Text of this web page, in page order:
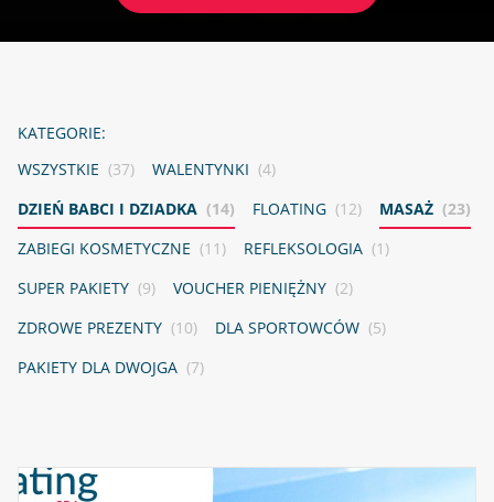
KATEGORIE:
WSZYSTKIE (37) WALENTYNKI (4)
DZIEŃ BABCI I DZIADKA (14) FLOATING (12) MASAŻ (23)
ZABIEGI KOSMETYCZNE (11) REFLEKSOLOGIA (1)
SUPER PAKIETY (9) VOUCHER PIENIĘŻNY (2)
ZDROWE PREZENTY (10) DLA SPORTOWCÓW (5)
PAKIETY DLA DWOJGA (7)